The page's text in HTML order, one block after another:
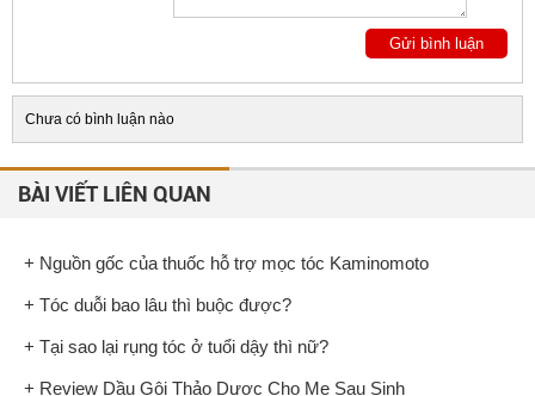
Chưa có bình luận nào
BÀI VIẾT LIÊN QUAN
+ Nguồn gốc của thuốc hỗ trợ mọc tóc Kaminomoto
+ Tóc duỗi bao lâu thì buộc được?
+ Tại sao lại rụng tóc ở tuổi dậy thì nữ?
+ Review Dầu Gội Thảo Dược Cho Mẹ Sau Sinh